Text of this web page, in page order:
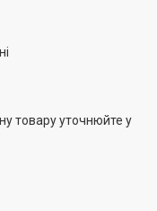
товару уточнюйте у